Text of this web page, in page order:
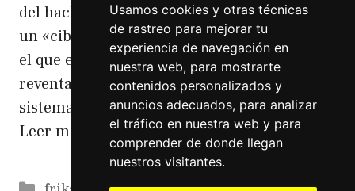
Usamos cookies y otras técnicas
de rastreo para mejorar tu
experiencia de navegación en
nuestra web, para mostrarte
contenidos personalizados y
anuncios adecuados, para analizar
el tráfico en nuestra web y para
comprender de donde llegan
nuestros visitantes.
del hacker. Que no hay que confundir con
un «ciberdelincuente» que se supone que es
el que entra en los sistemas para
reventarlos, robar datos o aprovechar esos
sistemas para su propio beneficio. La …
Leer más
Categorías